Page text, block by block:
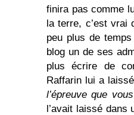
finira pas comme
la terre, c’est vrai
peu plus de
blog un de ses
plus écrire de
Raffarin lui a
l’épreuve que
l’avait laissé